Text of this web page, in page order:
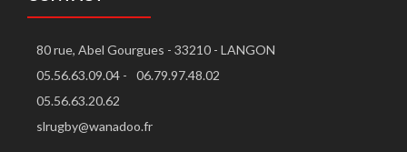
80 rue, Abel Gourgues - 33210 - LANGON
05.56.63.09.04 -
06.79.97.48.02
05.56.63.20.62
slrugby@wanadoo.fr